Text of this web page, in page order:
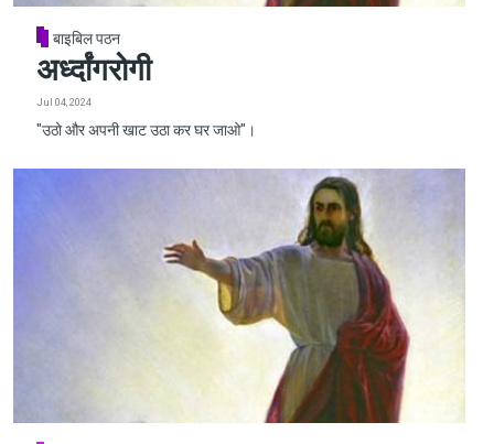
बाइबिल पठन
अर्ध्दांगरोगी
Jul 04, 2024
"उठो और अपनी खाट उठा कर घर जाओ"।